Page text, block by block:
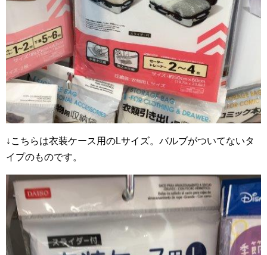
↓こちらは衣装ケース用のLサイズ。バルブがついてないタ
イプのものです。